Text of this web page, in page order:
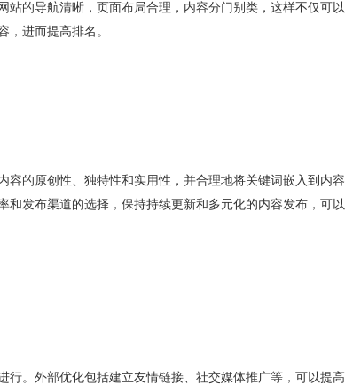
站的导航清晰，页面布局合理，内容分门别类，这样不仅可以
，进而提高排名。
的原创性、独特性和实用性，并合理地将关键词嵌入到内容
发布渠道的选择，保持持续更新和多元化的内容发布，可以
。外部优化包括建立友情链接、社交媒体推广等，可以提高